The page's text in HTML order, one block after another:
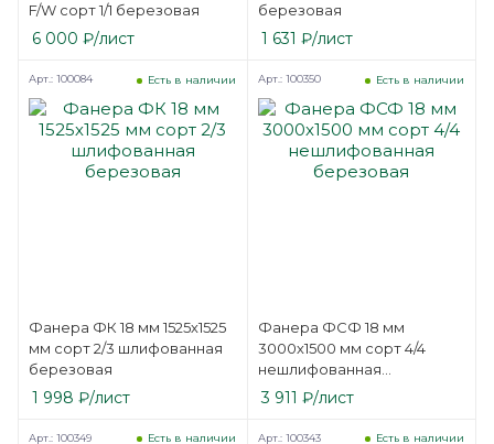
F/W сорт 1/1 березовая
6 000 ₽/лист
березовая
1 631 ₽/лист
Фанера ФК 18 мм 1525х1525
мм сорт 2/3 шлифованная
березовая
Есть в наличии
Арт.: 100084
1 998 ₽/лист
Фанера ФСФ 18 мм
3000х1500 мм сорт 4/4
нешлифованная
березовая
Есть в наличии
Арт.: 100350
3 911 ₽/лист
Есть в наличии
Арт.: 100349 Есть в наличии
Арт.: 100343